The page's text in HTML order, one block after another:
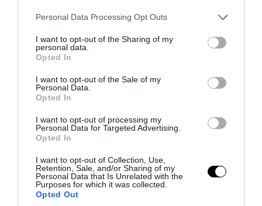
Please note that this website/app uses one or more Google
not limited to your visit or usage behaviour. You may click to
grant or deny consent to Google and its third-party tags to
use your data for below specified purposes in below Google
consent section.
Personal Data Processing Opt Outs
I want to opt-out of the Sharing of my
personal data.
Opted In
I want to opt-out of the Sale of my
Personal Data.
Opted In
I want to opt-out of processing my
Personal Data for Targeted Advertising.
Opted In
I want to opt-out of Collection, Use,
Retention, Sale, and/or Sharing of my
Personal Data that Is Unrelated with the
Purposes for which it was collected.
Opted Out
PRONEWS.GR /ΑΣΤΡΑ & ΖΩΔΙΑ
Ερμής στον Λέοντα από τις 9 Αυγούστου:
Ποια ζώδια ευνοούνται σε έρωτα,
06.08.2026 | 10:40